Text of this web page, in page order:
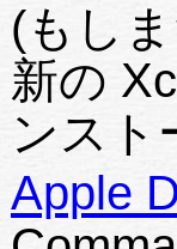
(もし
新の
ンスト
Apple